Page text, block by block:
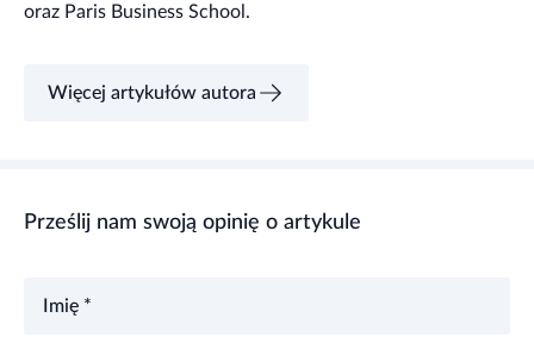
oraz Paris Business School.
Więcej artykułów autora
Prześlij nam swoją opinię o artykule
Imię *